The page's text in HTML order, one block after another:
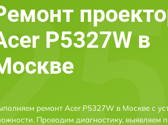
P5327W в
ремонт Acer P5327W в Москве с
Проводим диагностику, выявляем